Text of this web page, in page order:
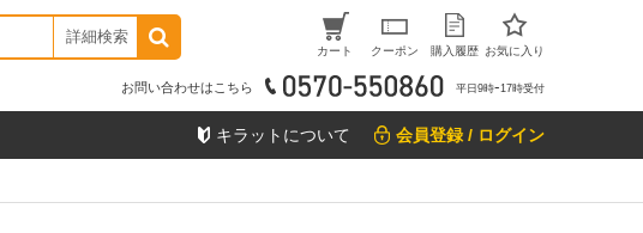
詳細検索
カート クーポン 購入履歴 お気に入り
お問い合わせはこちら 平日9時ｰ17時受付
キラットについて 会員登録 / ログイン